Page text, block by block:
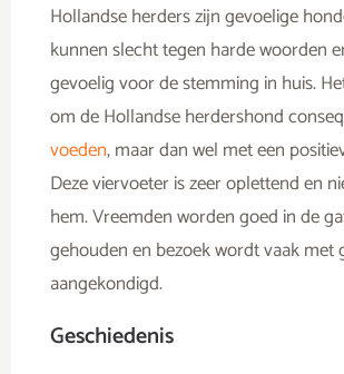
Hollandse herders zijn gevoelige
kunnen slecht tegen harde woorden
gevoelig voor de stemming in huis.
om de Hollandse herdershond
voeden, maar dan wel met een
Deze viervoeter is zeer oplettend en
hem. Vreemden worden goed in de
gehouden en bezoek wordt vaak met
aangekondigd.
Geschiedenis